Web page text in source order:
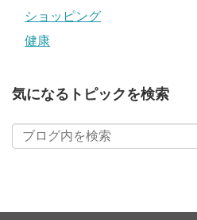
ショッピング
健康
気になるトピックを検索